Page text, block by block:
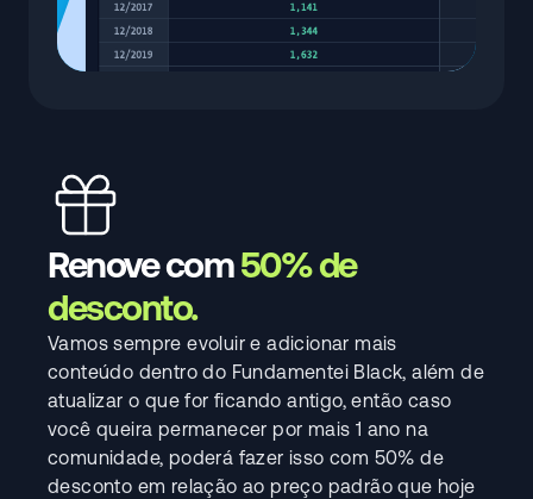
Renove com50% de
desconto.
Vamos sempre evoluir e adicionar mais
conteúdo dentro do Fundamentei Black, além de
atualizar o que for ficando antigo, então caso
você queira permanecer por mais 1 ano na
comunidade, poderá fazer isso com 50% de
desconto em relação ao preço padrão que hoje